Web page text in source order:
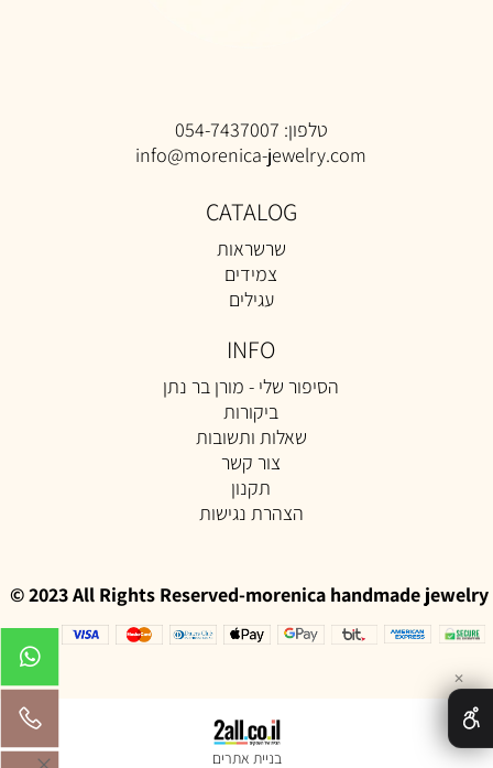
טלפון: 054-7437007
info@morenica-jewelry.com
CATALOG
שרשראות
צמידים
עגילים
INFO
הסיפור שלי - מורן בר נתן
ביקורות
שאלות ותשובות
צור קשר
תקנון
הצהרת נגישות
© 2023 All Rights Reserved-morenica handmade jewelry
בניית אתרים
✕